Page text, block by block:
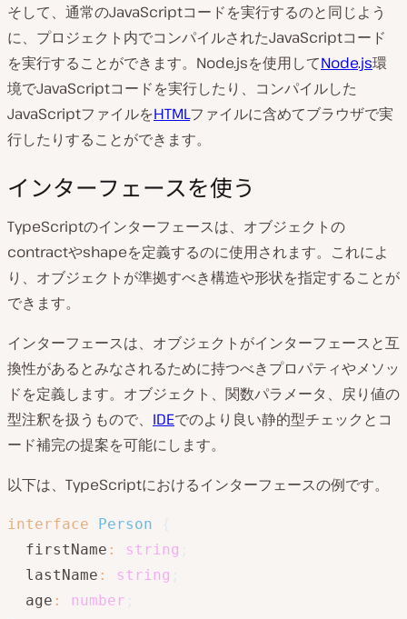
そして、通常のJavaScriptコードを実行するのと同じよう
に、プロジェクト内でコンパイルされたJavaScriptコード
を実行することができます。Node.jsを使用してNode.js環
境でJavaScriptコードを実行したり、コンパイルした
JavaScriptファイルをHTMLファイルに含めてブラウザで実
行したりすることができます。
インターフェースを使う
TypeScriptのインターフェースは、オブジェクトの
contractやshapeを定義するのに使用されます。これによ
り、オブジェクトが準拠すべき構造や形状を指定することが
できます。
インターフェースは、オブジェクトがインターフェースと互
換性があるとみなされるために持つべきプロパティやメソッ
ドを定義します。オブジェクト、関数パラメータ、戻り値の
型注釈を扱うもので、 IDEでのより良い静的型チェックとコ
ード補完の提案を可能にします。
以下は、TypeScriptにおけるインターフェースの例です。
interface Person
  firstName
: string
  lastName
: string
  age
: number